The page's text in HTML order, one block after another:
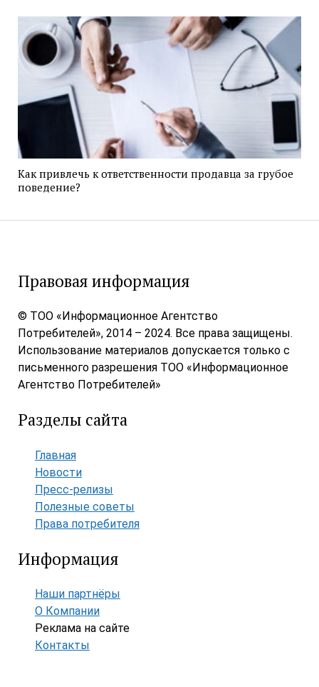
Как привлечь к ответственности продавца за грубое
поведение?
Правовая информация
© ТОО «Информационное Агентство
Потребителей», 2014 – 2024. Все права защищены.
Использование материалов допускается только с
письменного разрешения ТОО «Информационное
Агентство Потребителей»
Разделы сайта
Главная
Новости
Пресс-релизы
Полезные советы
Права потребителя
Информация
Наши партнёры
О Компании
Реклама на сайте
Контакты